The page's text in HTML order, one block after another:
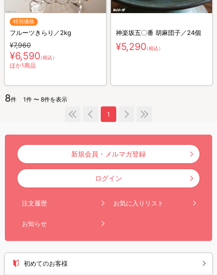
特別価格
フルーツきらり／2kg
¥7,960
¥6,590（税込）
ほか1商品
神楽坂五〇番 胡麻団子／24個
¥5,290（税込）
8件 1件 〜 8件を表示
1
新規会員・メルマガ登録
ログイン
注文履歴 お気に入りリスト
お知らせ
初めてのお客様